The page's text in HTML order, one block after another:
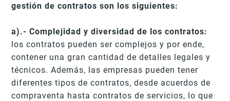
gestión de contratos son los siguientes:
a).- Complejidad y diversidad de los contratos:
los contratos pueden ser complejos y por ende,
contener una gran cantidad de detalles legales y
técnicos. Además, las empresas pueden tener
diferentes tipos de contratos, desde acuerdos de
compraventa hasta contratos de servicios, lo que